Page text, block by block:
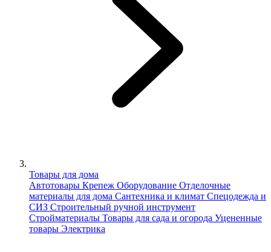
Товары для дома
Автотовары Крепеж Оборудование Отделочные
материалы для дома Сантехника и климат Спецодежда и
СИЗ Строительный ручной инструмент
Стройматериалы Товары для сада и огорода Уцененные
товары Электрика